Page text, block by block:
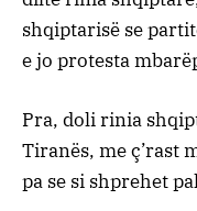
shqiptarisë se
e jo protesta
Pra, doli rinia
Tiranës, me ç’rast
pa se si shprehet